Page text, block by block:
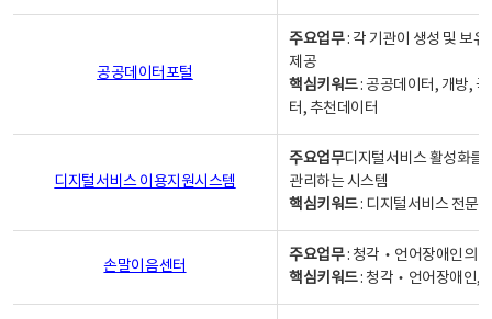
공공데이터포털
주요업무: 각 기관이 생성 및 보
제공
핵심키워드: 공공데이터, 개방,
터, 추천데이터
디지털서비스 이용지원시스템
주요업무디지털서비스 활성화를
관리하는 시스템
핵심키워드: 디지털서비스 전문
손말이음센터
주요업무: 청각‧언어장애인의
핵심키워드: 청각‧언어장애인,